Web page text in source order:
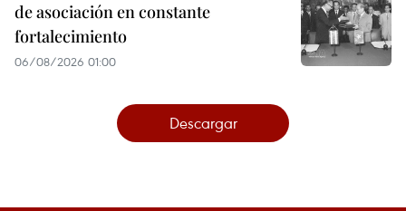
de asociación en constante
fortalecimiento
06/08/2026 01:00
Descargar